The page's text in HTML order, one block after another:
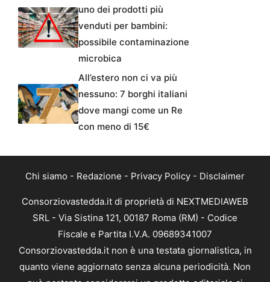
uno dei prodotti più
venduti per bambini:
possibile contaminazione
microbica
All’estero non ci va più
nessuno: 7 borghi italiani
dove mangi come un Re
con meno di 15€
Chi siamo - Redazione - Privacy Policy - Disclaimer
Consorziovastedda.it di proprietà di NEXTMEDIAWEB
SRL - Via Sistina 121, 00187 Roma (RM) - Codice
Fiscale e Partita I.V.A. 09689341007
Consorziovastedda.it non è una testata giornalistica, in
quanto viene aggiornato senza alcuna periodicità. Non